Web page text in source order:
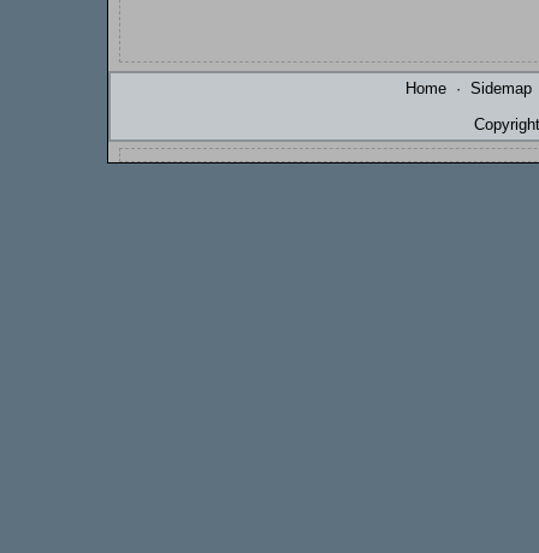
Home · Sidemap